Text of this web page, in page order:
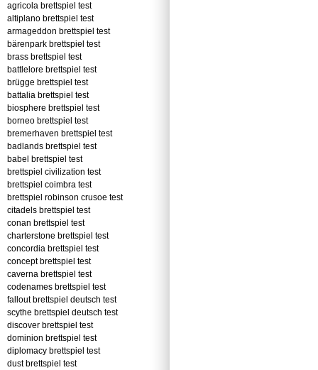
agricola brettspiel test
altiplano brettspiel test
armageddon brettspiel test
bärenpark brettspiel test
brass brettspiel test
battlelore brettspiel test
brügge brettspiel test
battalia brettspiel test
biosphere brettspiel test
borneo brettspiel test
bremerhaven brettspiel test
badlands brettspiel test
babel brettspiel test
brettspiel civilization test
brettspiel coimbra test
brettspiel robinson crusoe test
citadels brettspiel test
conan brettspiel test
charterstone brettspiel test
concordia brettspiel test
concept brettspiel test
caverna brettspiel test
codenames brettspiel test
fallout brettspiel deutsch test
scythe brettspiel deutsch test
discover brettspiel test
dominion brettspiel test
diplomacy brettspiel test
dust brettspiel test